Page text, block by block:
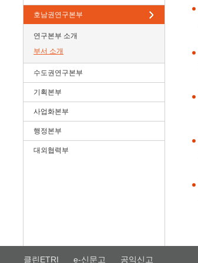
호남권연구본부
연구본부 소개
부서 소개
수도권연구본부
기획본부
사업화본부
행정본부
대외협력부
클린ETRI e-신문고 공익신고